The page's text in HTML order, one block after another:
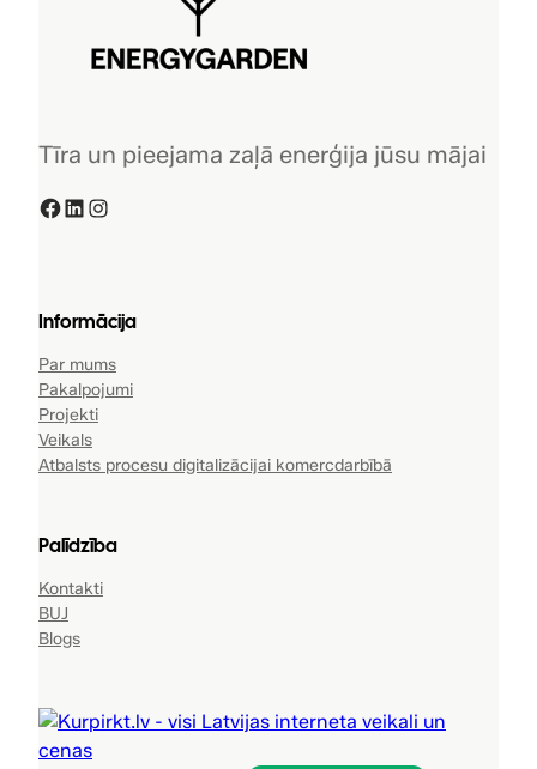
Tīra un pieejama zaļā enerģija jūsu mājai
Facebook LinkedIn Instagram
Informācija
Par mums
Pakalpojumi
Projekti
Veikals
Atbalsts procesu digitalizācijai komercdarbībā
Palīdzība
Kontakti
BUJ
Blogs